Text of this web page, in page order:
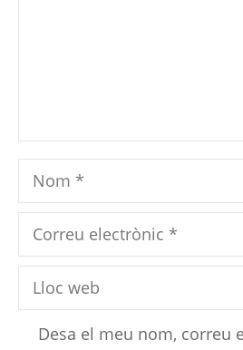
Nom
Correu
electrònic
Lloc
web
Desa el meu nom, correu